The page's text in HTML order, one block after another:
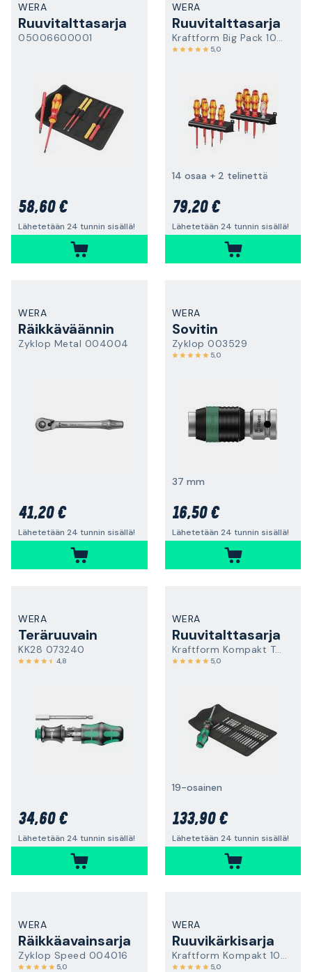
WERA
Ruuvitalttasarja
05006600001
58,60 €
Lähetetään 24 tunnin sisällä!
WERA
Ruuvitalttasarja
Kraftform Big Pack 100 VDE
5,0
14 osaa + 2 telinettä
79,20 €
Lähetetään 24 tunnin sisällä!
WERA
Räikkäväännin
Zyklop Metal 004004
41,20 €
Lähetetään 24 tunnin sisällä!
WERA
Sovitin
Zyklop 003529
5,0
37 mm
16,50 €
Lähetetään 24 tunnin sisällä!
WERA
Teräruuvain
KK28 073240
4,8
34,60 €
Lähetetään 24 tunnin sisällä!
WERA
Ruuvitalttasarja
Kraftform Kompakt Turbo 1
5,0
19-osainen
133,90 €
Lähetetään 24 tunnin sisällä!
WERA
Räikkäavainsarja
Zyklop Speed 004016
5,0
WERA
Ruuvikärkisarja
Kraftform Kompakt 100
5,0